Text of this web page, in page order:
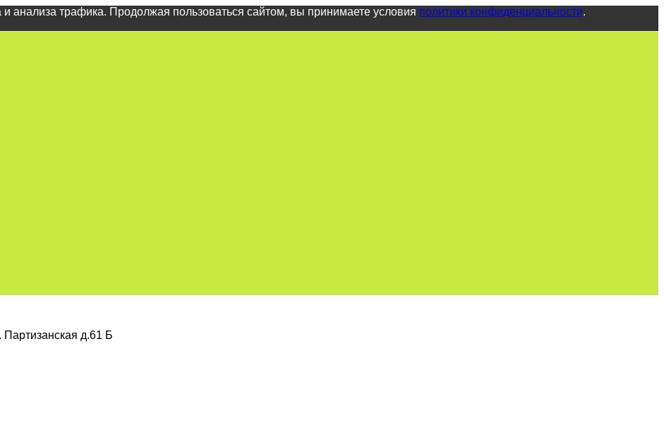
анализа трафика. Продолжая пользоваться сайтом, вы принимаете условия политики конфиденциальности.
Партизанская д.61 Б